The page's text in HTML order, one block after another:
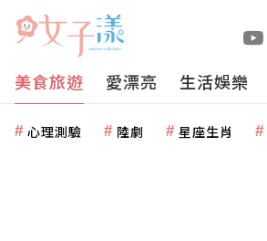
美食旅遊 愛漂亮 生活娛樂
心理測驗 陸劇 星座生肖